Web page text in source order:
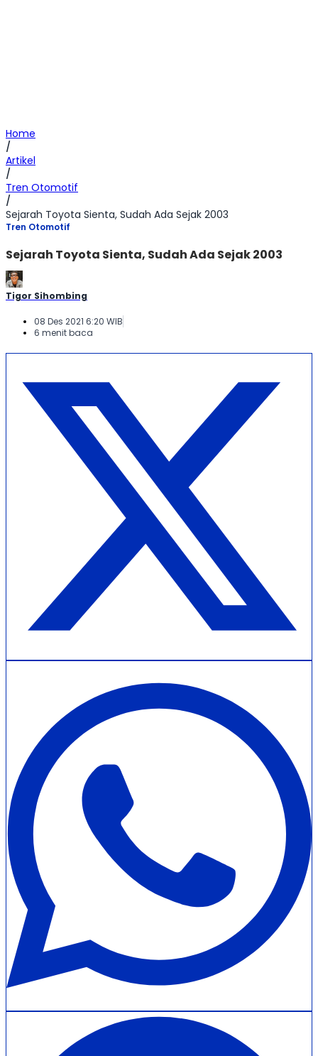
Home
/
Artikel
/
Tren Otomotif
/
Sejarah Toyota Sienta, Sudah Ada Sejak 2003
Tren Otomotif
Sejarah Toyota Sienta, Sudah Ada Sejak 2003
Tigor Sihombing
08 Des 2021 6:20 WIB
6 menit baca